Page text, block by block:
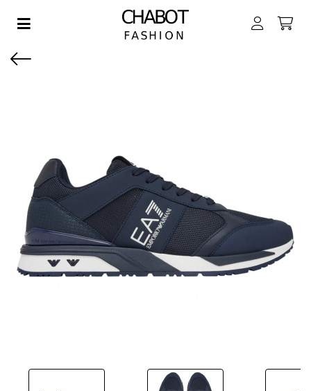
SUBMENU (DAMES)
SUBMENU (HEREN)
SUBMENU (JONGENS)
SUBMENU (MEISJES)
Toggle navigation